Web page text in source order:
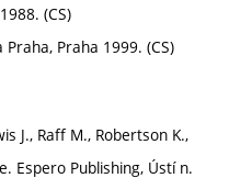
(CS)
Praha 1999. (CS)
J., Raff M., Robertson K.,
Espero Publishing, Ústí n.